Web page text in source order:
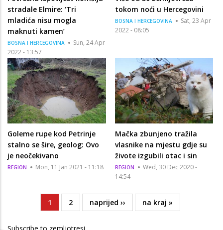
stradale Elmire: ‘Tri
mladića nisu mogla
maknuti kamen’
BOSNA I HERCEGOVINA
Sun, 24 Apr
2022 - 13:57
tokom noći u Hercegovini
BOSNA I HERCEGOVINA
Sat, 23 Apr
2022 - 08:05
Goleme rupe kod Petrinje
stalno se šire, geolog: Ovo
je neočekivano
REGION Mon, 11 Jan 2021 - 11:18
Mačka zbunjeno tražila
vlasnike na mjestu gdje su
živote izgubili otac i sin
REGION
Wed, 30 Dec 2020 -
14:54
PaginationCurrent
page
1 Page
2
Next
page
naprijed ››
Last
page
na kraj »